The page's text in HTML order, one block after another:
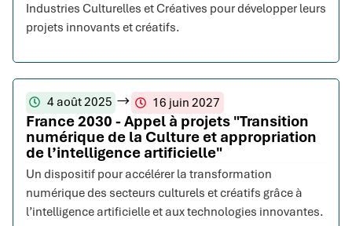
Industries Culturelles et Créatives pour développer leurs
projets innovants et créatifs.
4 août 2025 16 juin 2027
France 2030 - Appel à projets "Transition
numérique de la Culture et appropriation
de l’intelligence artificielle"
Un dispositif pour accélérer la transformation
numérique des secteurs culturels et créatifs grâce à
l’intelligence artificielle et aux technologies innovantes.